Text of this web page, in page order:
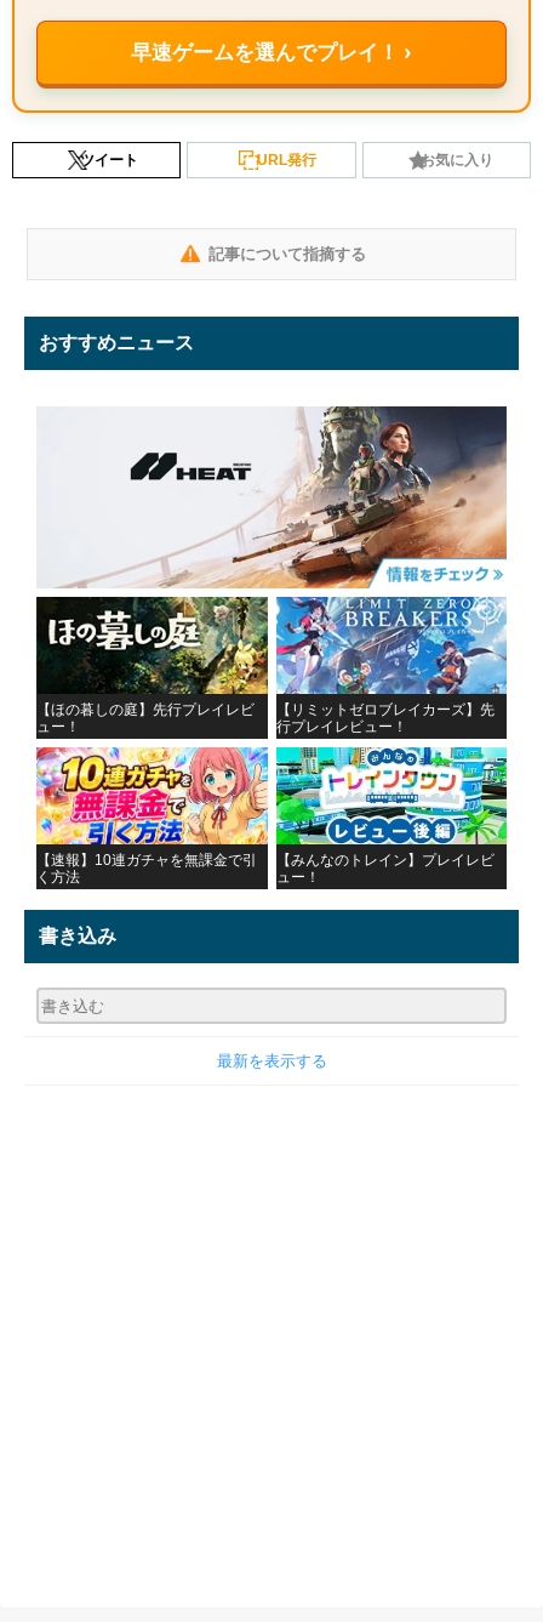
早速ゲームを選んでプレイ！ ›
ツイート URL発行 お気に入り
記事について指摘する
おすすめニュース
【ほの暮しの庭】先行プレイレビ
ュー！
【リミットゼロブレイカーズ】先
行プレイレビュー！
【速報】10連ガチャを無課金で引
く方法
【みんなのトレイン】プレイレビ
ュー！
書き込み
最新を表示する